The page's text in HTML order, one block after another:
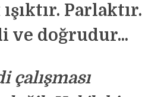
Parlaktır.
ve doğrudur...
çalışması